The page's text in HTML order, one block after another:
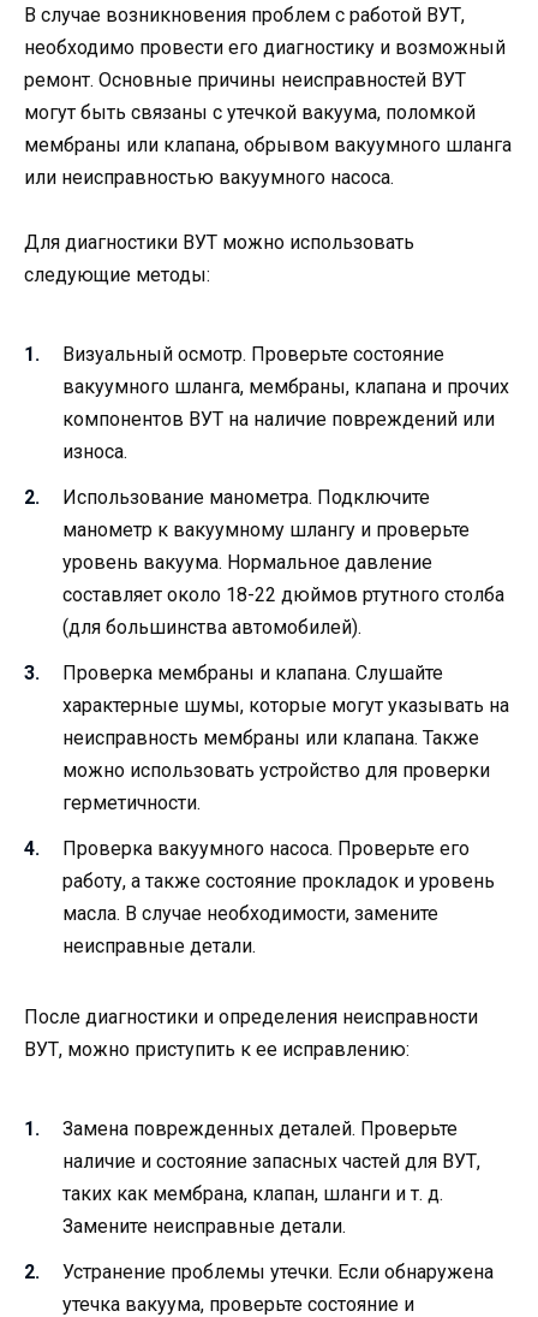
В случае возникновения проблем с работой ВУТ,
необходимо провести его диагностику и возможный
ремонт. Основные причины неисправностей ВУТ
могут быть связаны с утечкой вакуума, поломкой
мембраны или клапана, обрывом вакуумного шланга
или неисправностью вакуумного насоса.
Для диагностики ВУТ можно использовать
следующие методы:
Визуальный осмотр. Проверьте состояние
вакуумного шланга, мембраны, клапана и прочих
компонентов ВУТ на наличие повреждений или
износа.
Использование манометра. Подключите
манометр к вакуумному шлангу и проверьте
уровень вакуума. Нормальное давление
составляет около 18-22 дюймов ртутного столба
(для большинства автомобилей).
Проверка мембраны и клапана. Слушайте
характерные шумы, которые могут указывать на
неисправность мембраны или клапана. Также
можно использовать устройство для проверки
герметичности.
Проверка вакуумного насоса. Проверьте его
работу, а также состояние прокладок и уровень
масла. В случае необходимости, замените
неисправные детали.
После диагностики и определения неисправности
ВУТ, можно приступить к ее исправлению:
Замена поврежденных деталей. Проверьте
наличие и состояние запасных частей для ВУТ,
таких как мембрана, клапан, шланги и т. д.
Замените неисправные детали.
Устранение проблемы утечки. Если обнаружена
утечка вакуума, проверьте состояние и